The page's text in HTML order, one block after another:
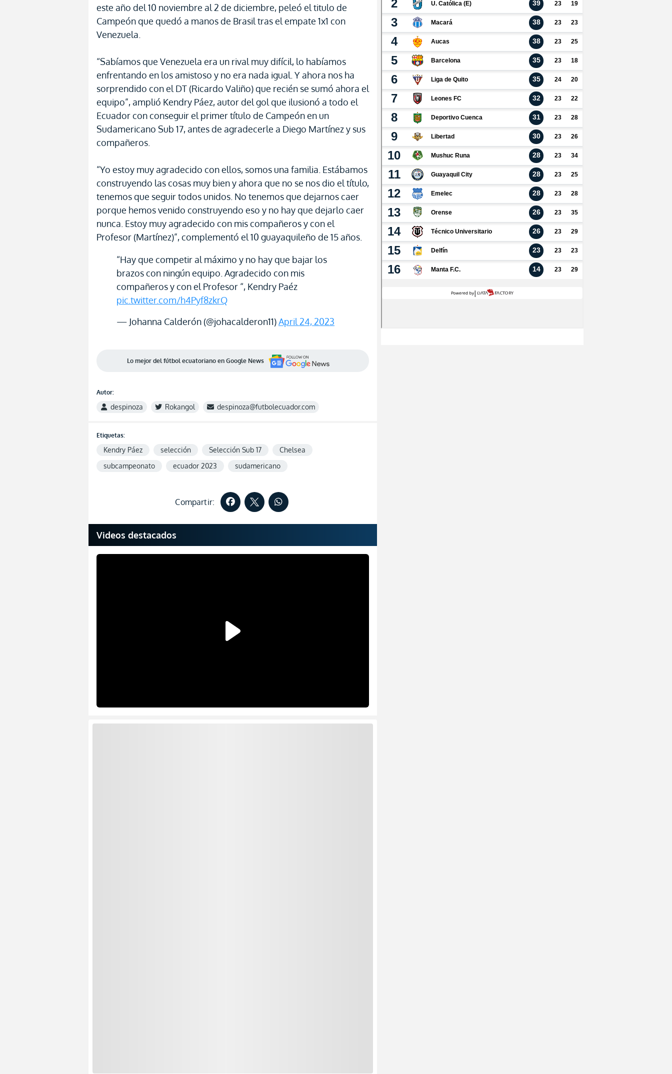
este año del 10 noviembre al 2 de diciembre, peleó el titulo de
Campeón que quedó a manos de Brasil tras el empate 1x1 con
Venezuela.
“Sabíamos que Venezuela era un rival muy difícil, lo habíamos
enfrentando en los amistoso y no era nada igual. Y ahora nos ha
sorprendido con el DT (Ricardo Valiño) que recién se sumó ahora el
equipo”, amplió Kendry Páez, autor del gol que ilusionó a todo el
Ecuador con conseguir el primer título de Campeón en un
Sudamericano Sub 17, antes de agradecerle a Diego Martínez y sus
compañeros.
“Yo estoy muy agradecido con ellos, somos una familia. Estábamos
construyendo las cosas muy bien y ahora que no se nos dio el título,
tenemos que seguir todos unidos. No tenemos que dejarnos caer
porque hemos venido construyendo eso y no hay que dejarlo caer
nunca. Estoy muy agradecido con mis compañeros y con el
Profesor (Martínez)”, complementó el 10 guayaquileño de 15 años.
“Hay que competir al máximo y no hay que bajar los
brazos con ningún equipo. Agradecido con mis
compañeros y con el Profesor “, Kendry Paéz
pic.twitter.com/h4Pyf8zkrQ
— Johanna Calderón (@johacalderon11)April 24, 2023
Lo mejor del fútbol ecuatoriano en Google News
Autor:
despinoza Rokangol despinoza@futbolecuador.com
Etiquetas:
Kendry Páez selección Selección Sub 17
Chelsea
subcampeonato
ecuador 2023 sudamericano
Compartir:
Videos destacados